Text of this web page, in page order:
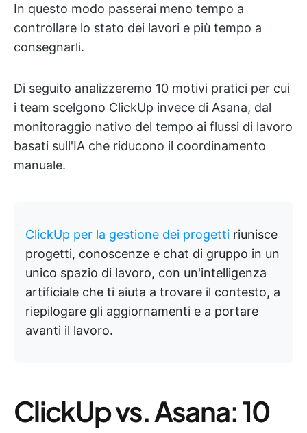
In questo modo passerai meno tempo a
controllare lo stato dei lavori e più tempo a
consegnarli.
Di seguito analizzeremo 10 motivi pratici per cui
i team scelgono ClickUp invece di Asana, dal
monitoraggio nativo del tempo ai flussi di lavoro
basati sull'IA che riducono il coordinamento
manuale.
ClickUp per la gestione dei progetti riunisce
progetti, conoscenze e chat di gruppo in un
unico spazio di lavoro, con un'intelligenza
artificiale che ti aiuta a trovare il contesto, a
riepilogare gli aggiornamenti e a portare
avanti il lavoro.
ClickUp vs. Asana: 10